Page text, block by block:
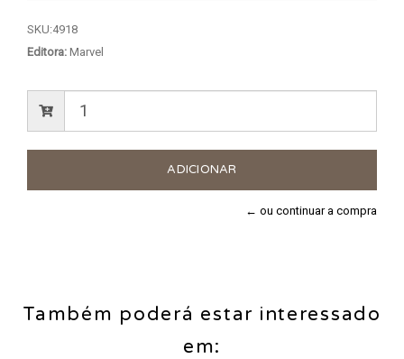
SKU:4918
Editora: Marvel
← ou continuar a compra
Também poderá estar interessado
em: